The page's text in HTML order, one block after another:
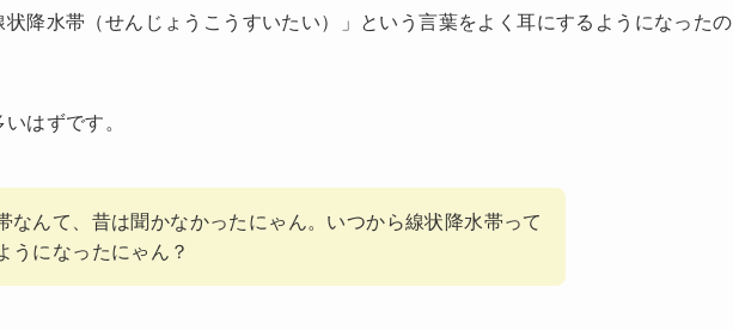
降水帯（せんじょうこうすいたい）」という言葉をよく耳にするようになったの
はずです。
なんて、昔は聞かなかったにゃん。いつから線状降水帯って
うになったにゃん？